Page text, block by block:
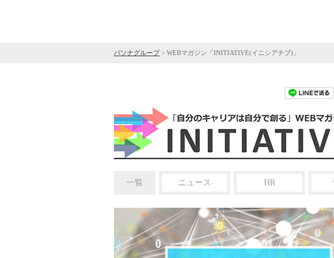
パソナグループ> WEBマガジン「INITIATIVE(イニシアチブ)」
一覧 ニュース HR